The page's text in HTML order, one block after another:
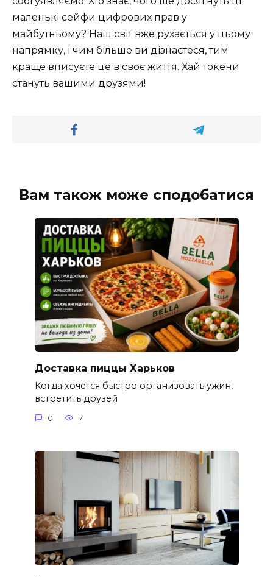
маленькі сейфи цифрових прав у
майбутньому? Наш світ вже рухається у цьому
напрямку, і чим більше ви дізнаєтеся, тим
краще вписуєте це в своє життя. Хай токени
стануть вашими друзями!
Вам також може сподобатися
Доставка пиццы Харьков
Когда хочется быстро организовать ужин,
встретить друзей
0 7